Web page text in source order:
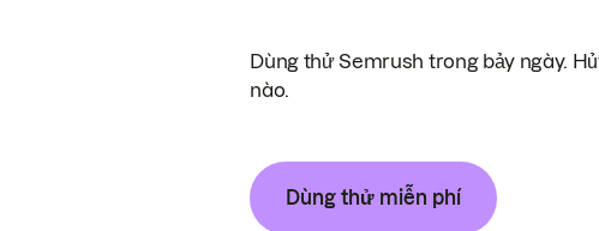
Dùng thử Semrush trong bảy ngày.
nào.
Dùng thử miễn phí